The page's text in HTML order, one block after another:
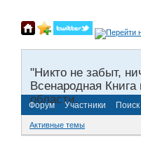
"Никто не забыт,
Всенародная
области.
Форум Участники Поиск
Активные темы